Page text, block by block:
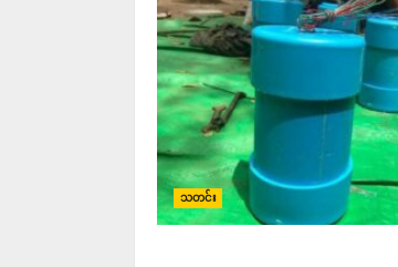
သတင်း